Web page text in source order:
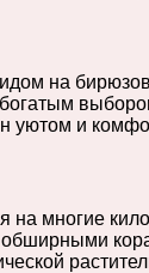
на
уютом и
многие
обширными